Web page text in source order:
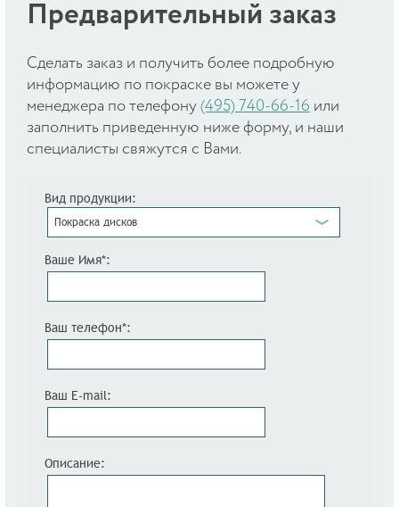
Предварительный заказ
Cделать заказ и получить более подробную
информацию по покраске вы можете у
менеджера по телефону (495) 740-66-16 или
заполнить приведенную ниже форму, и наши
специалисты свяжутся с Вами.
Вид продукции:
Покраска дисков
Ваше Имя*:
Ваш телефон*:
Ваш E-mail:
Описание: